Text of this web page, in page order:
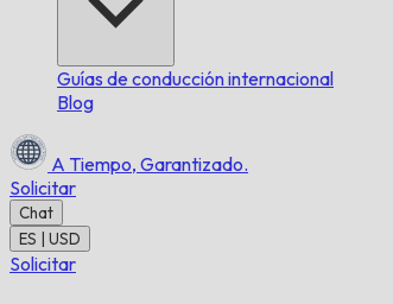
Guías de conducción internacional
Blog
A Tiempo, Garantizado.
Solicitar
Chat
ES | USD
Solicitar